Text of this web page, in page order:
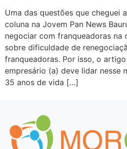
Uma das questões que cheguei
coluna na Jovem Pan News
negociar com franqueadoras na
sobre dificuldade de
franqueadoras. Por isso, o
empresário (a) deve lidar nesse
35 anos de vida […]